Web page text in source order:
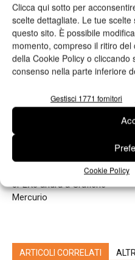
Clicca qui sotto per
scelte dettagliate. Le tue
questo sito. È possibile
momento, compreso il ritiro
della Cookie Policy o
consenso nella parte inferiore
Gestisci 1771 fornitori
Cookie Policy
Assografici
La prima Heidelberg XL 106
8PLX3 andrà a Grafiche
Mercurio
ARTICOLI CORRELATI